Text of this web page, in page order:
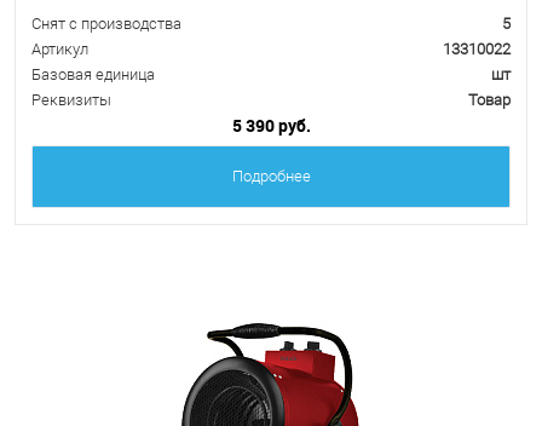
Снят с производства
5
Артикул
13310022
Базовая единица
шт
Реквизиты
Товар
5 390 руб.
Подробнее